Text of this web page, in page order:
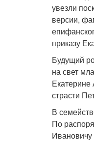
увезли
версии,
приказу
Будущий
на свет
Екатерине
страсти
В
По